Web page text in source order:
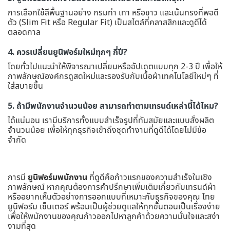
การเลือกใช้สีพื้นฐานอย่าง กรมท่า เทา หรือขาว และเน้นทรงที่พอดี
ตัว (Slim Fit หรือ Regular Fit) เป็นสไตล์ที่คลาสสิกและดูดีได้
ตลอดกาล
4. ควรเปลี่ยนยูนิฟอร์มใหม่ทุกๆ กี่ปี?
โดยทั่วไปแนะนำให้พิจารณาเปลี่ยนหรืออัปเดตแบบทุก 2-3 ปี เพื่อให้
ภาพลักษณ์องค์กรดูสดใหม่และรองรับกับเนื้อผ้าเทคโนโลยีใหม่ๆ ที่
ใส่สบายขึ้น
5. ถ้ามีพนักงานจำนวนน้อย สามารถทำตามเทรนด์เหล่านี้ได้ไหม?
ได้แน่นอน เรามีบริการทั้งแบบสำเร็จรูปที่ทันสมัยและแบบสั่งผลิต
จำนวนน้อย เพื่อให้ทุกธุรกิจเข้าถึงชุดทำงานที่ดูดีได้โดยไม่มีข้อ
จำกัด
การมี ยูนิฟอร์มพนักงาน ที่ดูดีคือก้าวแรกของความสำเร็จในเชิง
ภาพลักษณ์ หากคุณต้องการคำปรึกษาเพิ่มเติมเกี่ยวกับเทรนด์ผ้า
หรืออยากเห็นตัวอย่างการออกแบบที่เหมาะกับธุรกิจของคุณ ไทย
ยูนิฟอร์ม เซ็นเตอร์ พร้อมเป็นผู้ช่วยดูแลให้ทุกขั้นตอนเป็นเรื่องง่าย
เพื่อให้พนักงานของคุณก้าวออกไปหาลูกค้าด้วยความมั่นใจและสง่า
งามที่สุด